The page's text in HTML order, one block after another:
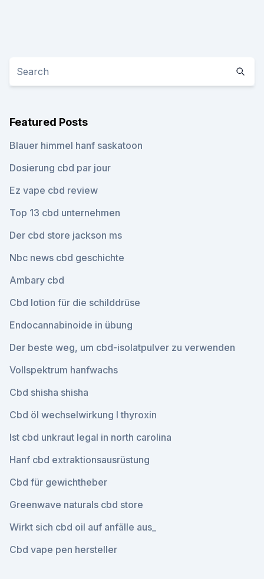
Featured Posts
Blauer himmel hanf saskatoon
Dosierung cbd par jour
Ez vape cbd review
Top 13 cbd unternehmen
Der cbd store jackson ms
Nbc news cbd geschichte
Ambary cbd
Cbd lotion für die schilddrüse
Endocannabinoide in übung
Der beste weg, um cbd-isolatpulver zu verwenden
Vollspektrum hanfwachs
Cbd shisha shisha
Cbd öl wechselwirkung l thyroxin
Ist cbd unkraut legal in north carolina
Hanf cbd extraktionsausrüstung
Cbd für gewichtheber
Greenwave naturals cbd store
Wirkt sich cbd oil auf anfälle aus_
Cbd vape pen hersteller